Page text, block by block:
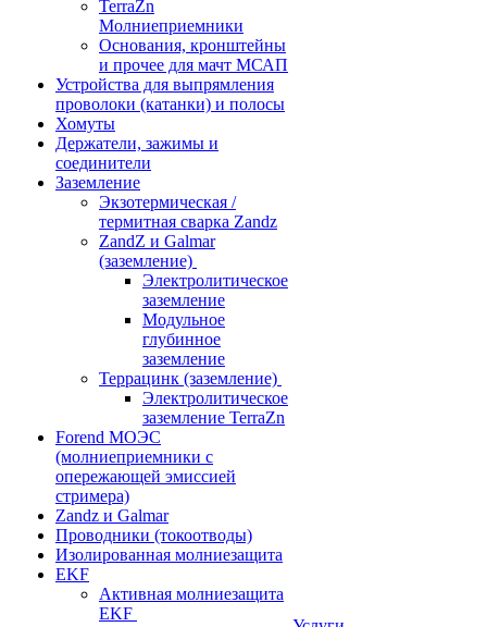
TerraZn
Молниеприемники
Основания, кронштейны
и прочее для мачт МСАП
Устройства для выпрямления
проволоки (катанки) и полосы
Хомуты
Держатели, зажимы и
соединители
Заземление
Экзотермическая /
термитная сварка Zandz
ZandZ и Galmar
(заземление)
Электролитическое
заземление
Модульное
глубинное
заземление
Террацинк (заземление)
Электролитическое
заземление TerraZn
Forend МОЭС
(молниеприемники с
опережающей эмиссией
стримера)
Zandz и Galmar
Проводники (токоотводы)
Изолированная молниезащита
EKF
Активная молниезащита
EKF